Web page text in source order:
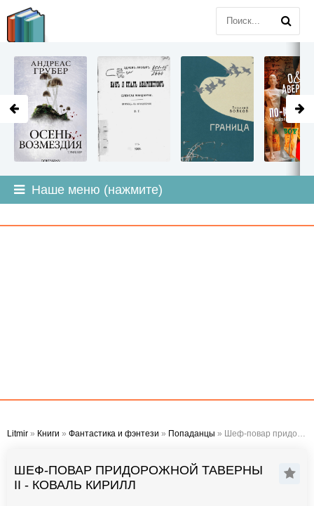
Наше меню (нажмите)
Litmir » Книги » Фантастика и фэнтези » Попаданцы » Шеф-повар придорожной таверны II - Коваль Кирилл
ШЕФ-ПОВАР ПРИДОРОЖНОЙ ТАВЕРНЫ
II - КОВАЛЬ КИРИЛЛ
LITMIR.ORG